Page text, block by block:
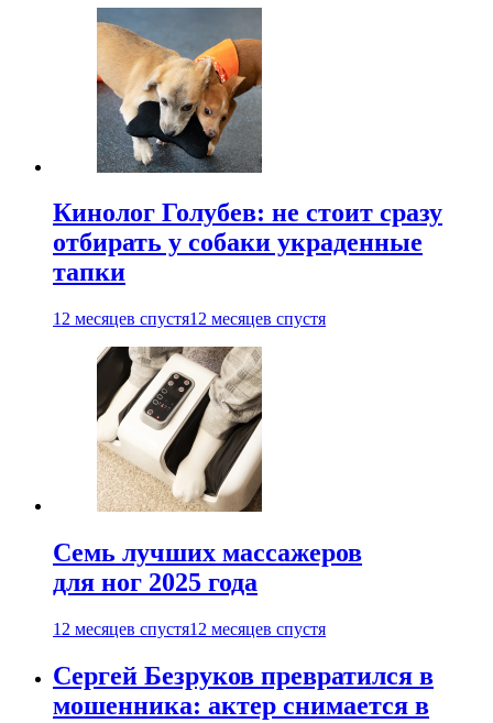
Кинолог Голубев: не стоит сразу
отбирать у собаки украденные
тапки
12 месяцев спустя12 месяцев спустя
Семь лучших массажеров
для ног 2025 года
12 месяцев спустя12 месяцев спустя
Сергей Безруков превратился в
мошенника: актер снимается в